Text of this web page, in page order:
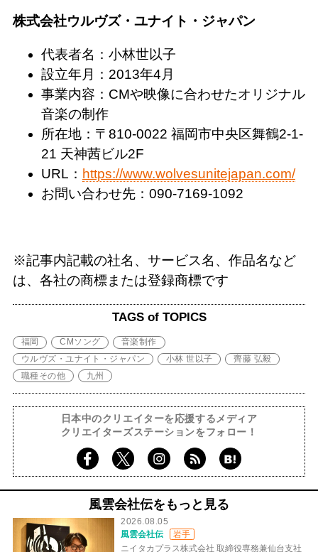
株式会社ウルヴズ・ユナイト・ジャパン
代表者名：小林世以子
設立年月：2013年4月
事業内容：CMや映像に合わせたオリジナル
音楽の制作
所在地：〒810-0022 福岡市中央区舞鶴2-1-
21 天神茜ビル2F
URL： https://www.wolvesunitejapan.com/
お問い合わせ先：090-7169-1092
※記事内記載の社名、サービス名、作品名など
は、各社の商標または登録商標です
TAGS of TOPICS
福岡 CMソング
音楽制作
ウルヴズ・ユナイト・ジャパン
小林 世以子
齊藤 弘毅
職種その他
九州
日本中のクリエイターを応援するメディア
クリエイターズステーションをフォロー！
風雲会社伝をもっと見る
2026.08.05
風雲会社伝
岩手
ニイタカプラス株式会社 取締役専務兼仙台支社